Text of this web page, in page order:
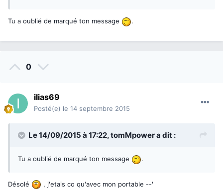
Tu a oublié de marqué ton message .
0
ilias69
Posté(e) le 14 septembre 2015
Le 14/09/2015 à 17:22,tomMpowera dit :
Tu a oublié de marqué ton message .
Désolé , j'etais co qu'avec mon portable --'